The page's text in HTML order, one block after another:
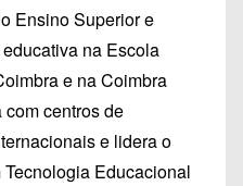
Ensino Superior e
na Escola
e na Coimbra
centros de
e lidera o
Educacional